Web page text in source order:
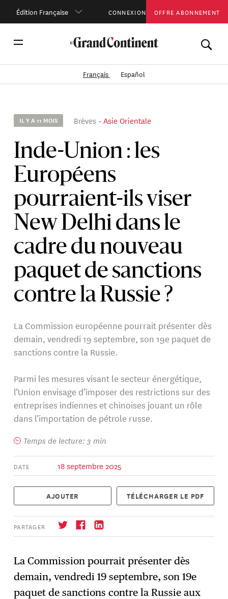
Édition Française CONNEXION OFFRE ABONNEMENT
Français Español
IL Y A 11 MOIS Brèves Asie Orientale
Inde-Union : les
Européens
pourraient-ils viser
New Delhi dans le
cadre du nouveau
paquet de sanctions
contre la Russie ?
La Commission européenne pourrait présenter dès
demain, vendredi 19 septembre, son 19e paquet de
sanctions contre la Russie.
Parmi les mesures visant le secteur énergétique,
l’Union envisage d’imposer des restrictions sur des
entreprises indiennes et chinoises jouant un rôle
dans l’importation de pétrole russe.
Temps de lecture: 3 min
DATE 18 septembre 2025
AJOUTER TÉLÉCHARGER LE PDF
PARTAGER
→ S'abonner
La Commission pourrait présenter dès
demain, vendredi 19 septembre, son 19e
paquet de sanctions contre la Russie aux